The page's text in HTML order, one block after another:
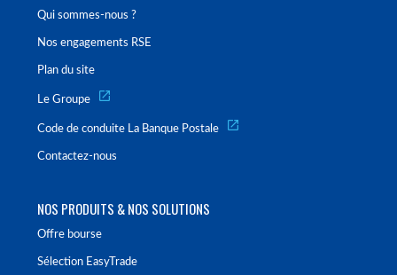
Qui sommes-nous ?
Nos engagements RSE
Plan du site
Le Groupe
Code de conduite La Banque Postale
Contactez-nous
NOS PRODUITS & NOS SOLUTIONS
Offre bourse
Sélection EasyTrade